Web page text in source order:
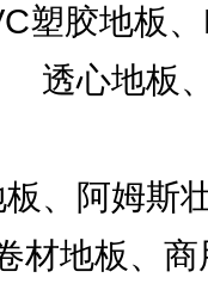
塑胶地板
透心地板
、阿姆斯
材地板、